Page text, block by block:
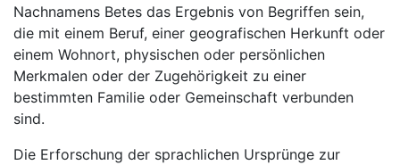
Nachnamens Betes das Ergebnis von Begriffen sein,
die mit einem Beruf, einer geografischen Herkunft oder
einem Wohnort, physischen oder persönlichen
Merkmalen oder der Zugehörigkeit zu einer
bestimmten Familie oder Gemeinschaft verbunden
sind.
Die Erforschung der sprachlichen Ursprünge zur